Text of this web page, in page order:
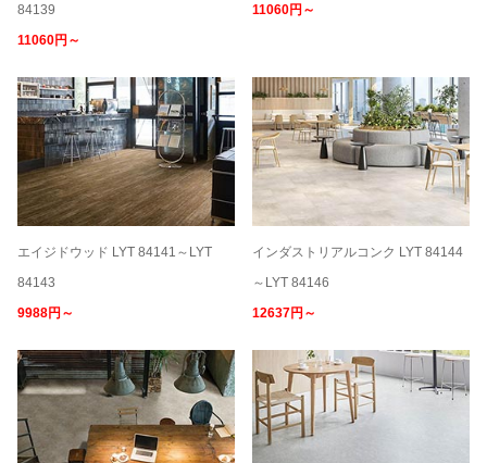
84139
11060円～
11060円～
エイジドウッド LYT 84141～LYT
84143
9988円～
インダストリアルコンク LYT 84144
～LYT 84146
12637円～